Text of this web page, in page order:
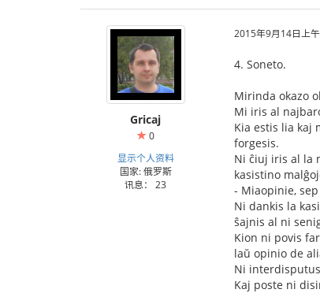
Gricaj
0
显示个人资料
国家: 俄罗斯
讯息： 23
2015年9月14日上
4. Soneto.
Mirinda okazo
Mi iris al
Kia estis lia kaj
forgesis.
Ni ĉiuj iris al la
kasistino
- Miaopinie,
Ni dankis la
ŝajnis al ni
Kion ni povis
laŭ opinio de
Ni
Kaj poste ni